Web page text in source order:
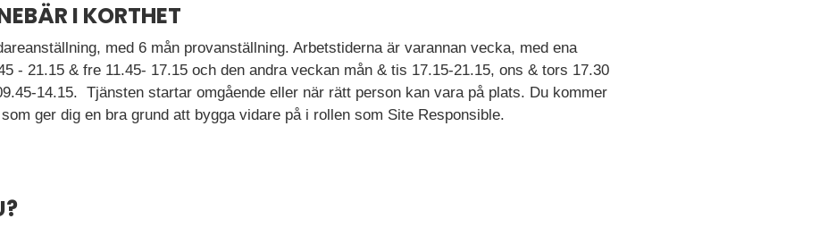
I KORTHET
med 6 mån provanställning. Arbetstiderna är varannan vecka, med ena
- 21.15 & fre 11.45- 17.15 och den andra veckan mån & tis 17.15-21.15, ons & tors 17.30
14.15. Tjänsten startar omgående eller när rätt person kan vara på plats. Du kommer
ger dig en bra grund att bygga vidare på i rollen som Site Responsible.